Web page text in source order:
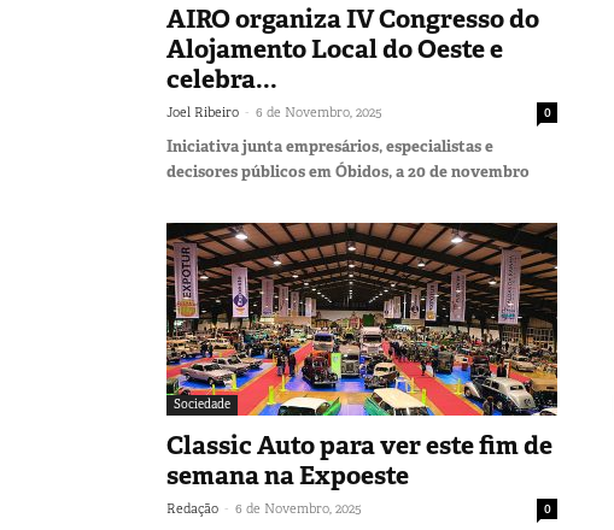
AIRO organiza IV Congresso do
Alojamento Local do Oeste e
celebra...
Joel Ribeiro - 6 de Novembro, 2025 0
Iniciativa junta empresários, especialistas e
decisores públicos em Óbidos, a 20 de novembro
Sociedade
Classic Auto para ver este fim de
semana na Expoeste
Redação - 6 de Novembro, 2025 0